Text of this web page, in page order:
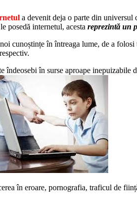
a devenit deja o parte din universul
posedă internetul, acesta reprezintă un
cunoștințe în întreaga lume, de a
îndeosebi în surse aproape
în eroare, pornografia, traficul de